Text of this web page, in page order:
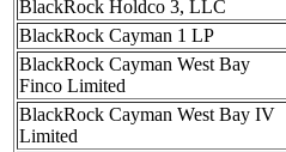
BlackRock Holdco 3, LLC
BlackRock Cayman 1 LP
BlackRock Cayman West Bay
Finco Limited
BlackRock Cayman West Bay IV
Limited